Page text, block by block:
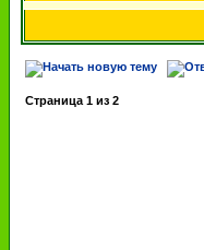
Страница 1 из 2